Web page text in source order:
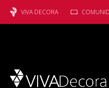
VIVA DECORA